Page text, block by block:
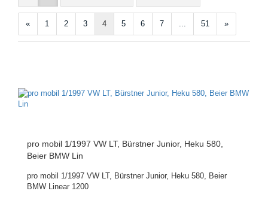
« 1 2 3 4 5 6 7 ... 51 »
pro mobil 1/1997 VW LT, Bürstner Junior, Heku 580,
Beier BMW Lin
pro mobil 1/1997 VW LT, Bürstner Junior, Heku 580, Beier
BMW Linear 1200